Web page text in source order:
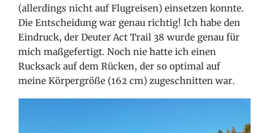
(allerdings nicht auf Flugreisen) einsetzen konnte.
Die Entscheidung war genau richtig! Ich habe den
Eindruck, der Deuter Act Trail 38 wurde genau für
mich maßgefertigt. Noch nie hatte ich einen
Rucksack auf dem Rücken, der so optimal auf
meine Körpergröße (162 cm) zugeschnitten war.